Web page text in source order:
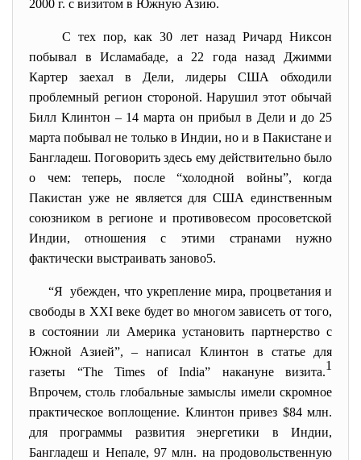
2000 г. с визитом в Южную Азию.
С тех пор, как 30 лет назад Ричард Никсон
побывал в Исламабаде, а 22 года назад Джимми
Картер заехал в Дели, лидеры США обходили
проблемный регион стороной. Нарушил этот обычай
Билл Клинтон – 14 марта он прибыл в Дели и до 25
марта побывал не только в Индии, но и в Пакистане и
Бангладеш. Поговорить здесь ему действительно было
о чем: теперь, после “холодной войны”, когда
Пакистан уже не является для США единственным
союзником в регионе и противовесом просоветской
Индии, отношения с этими странами нужно
фактически выстраивать заново5.
“Я убежден, что укрепление мира, процветания и
свободы в XXI веке будет во многом зависеть от того,
в состоянии ли Америка установить партнерство с
Южной Азией”, – написал Клинтон в статье для
газеты “The Times of India” накануне визита.1
Впрочем, столь глобальные замыслы имели скромное
практическое воплощение. Клинтон привез $84 млн.
для программы развития энергетики в Индии,
Бангладеш и Непале, 97 млн. на продовольственную